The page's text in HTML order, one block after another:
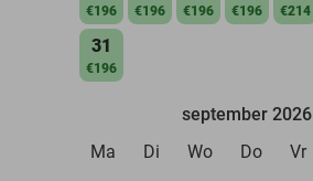
€196 €196 €196 €196 €214
31
€196
september 2026
Ma
Di Wo Do Vr